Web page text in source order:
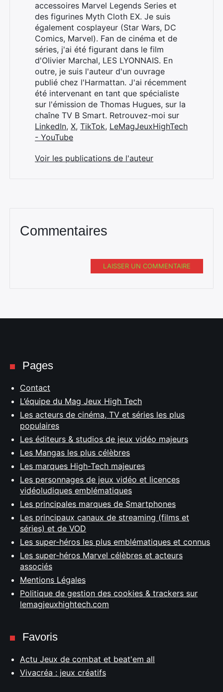
accessoires Marvel Legends Series et
des figurines Myth Cloth EX. Je suis
également cosplayeur (Star Wars, DC
Comics, Marvel). Fan de cinéma et de
séries, j'ai été figurant dans le film
d'Olivier Marchal, LES LYONNAIS. En
outre, je suis l'auteur d'un ouvrage
publié chez l'Harmattan. J'ai récemment
été intervenant en tant que spécialiste
sur l'émission de Thomas Hugues, sur la
chaîne TV B Smart. Retrouvez-moi sur
LinkedIn, X, TikTok, LeMagJeuxHighTech
- YouTube
Voir les publications de l'auteur
Commentaires
LAISSER UN COMMENTAIRE
Pages
Contact
L’équipe du Mag Jeux High Tech
Les acteurs de cinéma, TV et séries les plus
populaires
Les éditeurs & studios de jeux vidéo majeurs
Les Mangas les plus célèbres
Les marques High-Tech majeures
Les personnages de jeux vidéo et licences
vidéoludiques emblématiques
Les principales marques de Smartphones
Les principaux canaux de streaming (films et
séries) et de VOD
Les super-héros les plus emblématiques et connus
Les super-héros Marvel célèbres et acteurs
associés
Mentions Légales
Politique de gestion des cookies & trackers sur
lemagjeuxhightech.com
Favoris
Actu Jeux de combat et beat'em all
Vivacréa : jeux créatifs